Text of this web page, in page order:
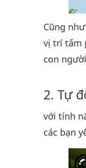
Cũng
vị trí tấm
con
Tự
với tính
các bạn